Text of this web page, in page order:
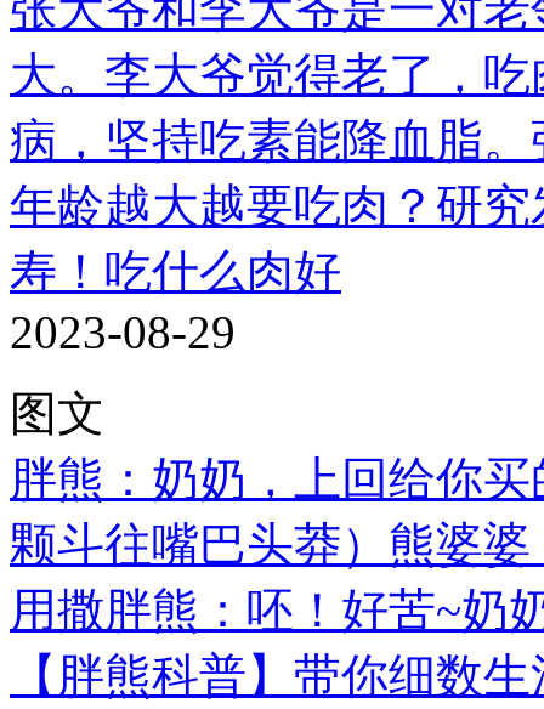
大。李大爷觉得老了，
病，坚持吃素能降血脂。
年龄越大越要吃肉？研
寿！吃什么肉好
2023-08-29
图文
胖熊：奶奶，上回给你
颗斗往嘴巴头莽）熊婆
用撒胖熊：呸！好苦~奶
【胖熊科普】带你细数